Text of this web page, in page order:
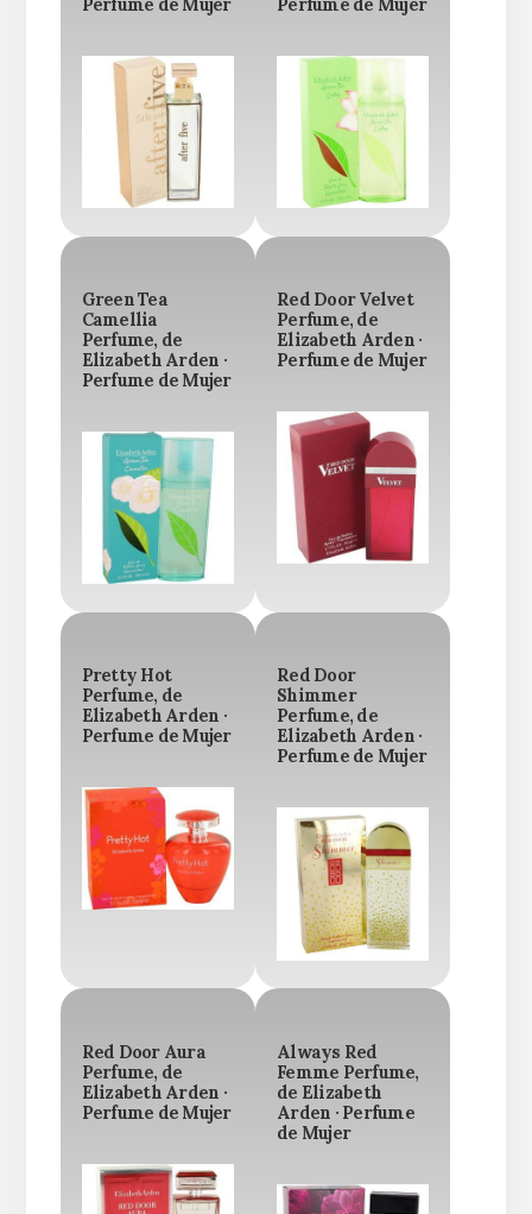
Perfume de Mujer
Perfume de Mujer
Green Tea
Camellia
Perfume, de
Elizabeth Arden ·
Perfume de Mujer
Red Door Velvet
Perfume, de
Elizabeth Arden ·
Perfume de Mujer
Pretty Hot
Perfume, de
Elizabeth Arden ·
Perfume de Mujer
Red Door
Shimmer
Perfume, de
Elizabeth Arden ·
Perfume de Mujer
Red Door Aura
Perfume, de
Elizabeth Arden ·
Perfume de Mujer
Always Red
Femme Perfume,
de Elizabeth
Arden · Perfume
de Mujer